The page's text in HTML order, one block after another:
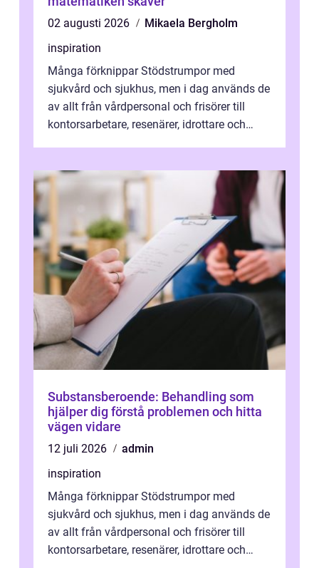
02 augusti 2026
Mikaela Bergholm
inspiration
Många förknippar Stödstrumpor med
sjukvård och sjukhus, men i dag används de
av allt från vårdpersonal och frisörer till
kontorsarbetare, resenärer, idrottare och
Substansberoende: Behandling som
hjälper dig förstå problemen och hitta
vägen vidare
12 juli 2026
admin
inspiration
Många förknippar Stödstrumpor med
sjukvård och sjukhus, men i dag används de
av allt från vårdpersonal och frisörer till
kontorsarbetare, resenärer, idrottare och